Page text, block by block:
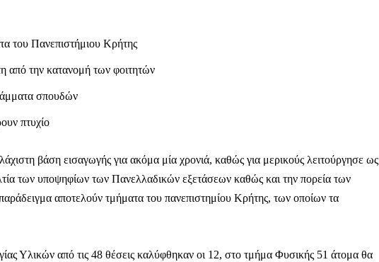
του Πανεπιστήμιου Κρήτης
από την κατανομή των φοιτητών
σπουδών
πτυχίο
βάση εισαγωγής για ακόμα μία χρονιά, καθώς για μερικούς λειτούργησε ως
των υποψηφίων των Πανελλαδικών εξετάσεων καθώς και την πορεία των
αποτελούν τμήματα του πανεπιστημίου Κρήτης, των οποίων τα
Υλικών από τις 48 θέσεις καλύφθηκαν οι 12, στο τμήμα Φυσικής 51 άτομα θα